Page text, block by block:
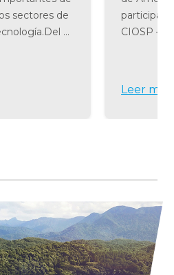
sectores de
8
CIOSP –
Leer más